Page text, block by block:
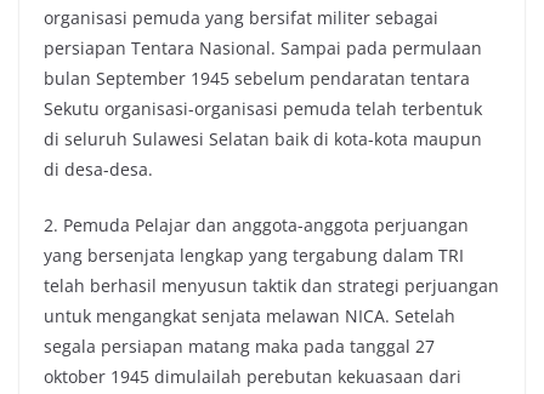
organisasi pemuda yang bersifat militer sebagai
persiapan Tentara Nasional. Sampai pada permulaan
bulan September 1945 sebelum pendaratan tentara
Sekutu organisasi-organisasi pemuda telah terbentuk
di seluruh Sulawesi Selatan baik di kota-kota maupun
di desa-desa.
2. Pemuda Pelajar dan anggota-anggota perjuangan
yang bersenjata lengkap yang tergabung dalam TRI
telah berhasil menyusun taktik dan strategi perjuangan
untuk mengangkat senjata melawan NICA. Setelah
segala persiapan matang maka pada tanggal 27
oktober 1945 dimulailah perebutan kekuasaan dari